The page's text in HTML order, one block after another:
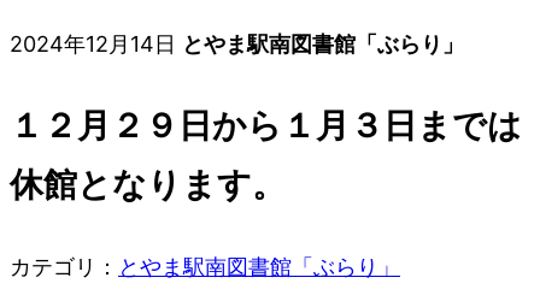
2024年12月14日 とやま駅南図書館「ぶらり」
１２月２９日から１月３日までは
休館となります。
カテゴリ： とやま駅南図書館「ぶらり」